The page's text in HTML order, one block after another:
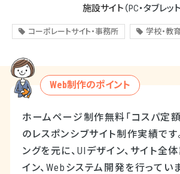
施設サイト （PC・タブレット
コーポレートサイト・事務所 学校・教
Web制作のポイント
ホームページ制作無料「コスパ定額
のレスポンシブサイト制作実績です
ングを元に、UIデザイン、サイト全
イン、Webシステム開発を行ってい